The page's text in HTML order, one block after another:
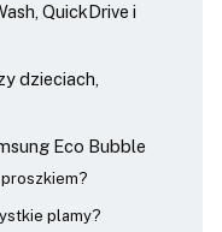
QuickDrive i
dzieciach,
Eco Bubble
plamy?